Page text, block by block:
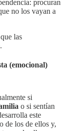
procuran
no los vayan a
las
(emocional)
si
o si sentían
este
de los de ellos y,